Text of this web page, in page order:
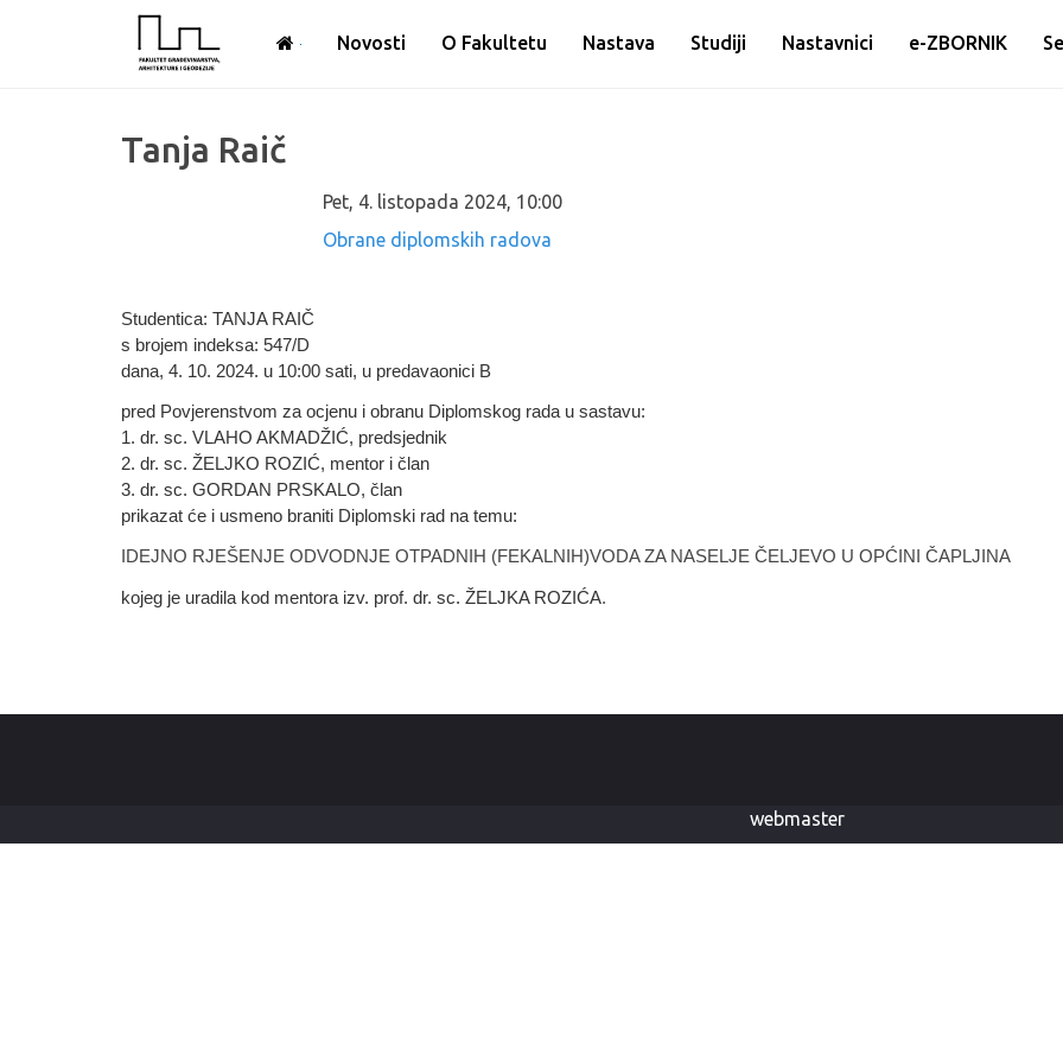
Novosti O Fakultetu Nastava Studiji Nastavnici e-ZBORNIK
Tanja Raič
Pet, 4. listopada 2024 10:00
Obrane diplomskih radova
Studentica: TANJA RAIČ
s brojem indeksa: 547/D
dana, 4. 10. 2024. u 10:00 sati, u predavaonici B
pred Povjerenstvom za ocjenu i obranu Diplomskog rada u sastavu:
1. dr. sc. VLAHO AKMADŽIĆ, predsjednik
2. dr. sc. ŽELJKO ROZIĆ, mentor i član
3. dr. sc. GORDAN PRSKALO, član
prikazat će i usmeno braniti Diplomski rad na temu:
IDEJNO RJEŠENJE ODVODNJE OTPADNIH (FEKALNIH)VODA ZA NASELJE ČELJEVO U OPĆINI ČAPLJINA
kojeg je uradila kod mentora izv. prof. dr. sc. ŽELJKA ROZIĆA.
webmaster